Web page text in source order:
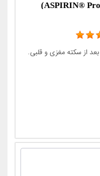
از سکته مغزی و قلبی.